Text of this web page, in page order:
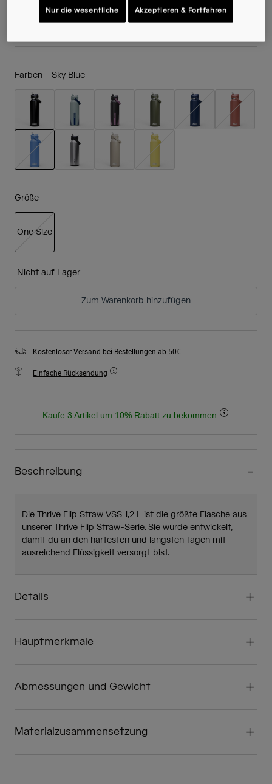
Price reduced from
49,00 €to29,40 € 40% OFF
Farben - Sky Blue
Größe
One Size
Nicht auf Lager
Zum Warenkorb hinzufügen
Kostenloser Versand bei Bestellungen ab 50€
Einfache Rücksendung
Kaufe 3 Artikel um 10% Rabatt zu bekommen
Beschreibung
Die Thrive Flip Straw VSS 1,2 L ist die größte Flasche aus
unserer Thrive Flip Straw-Serie. Sie wurde entwickelt,
damit du an den härtesten und längsten Tagen mit
ausreichend Flüssigkeit versorgt bist.
Details
Hauptmerkmale
Abmessungen und Gewicht
Materialzusammensetzung
Nur die wesentliche Akzeptieren & Fortfahren